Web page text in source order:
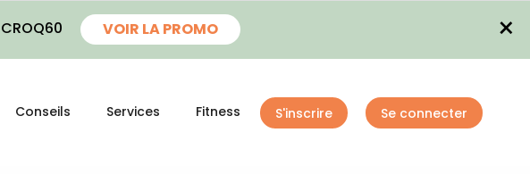
VOIR LA PROMO ×
Conseils Services Fitness S'inscrire Se connecter